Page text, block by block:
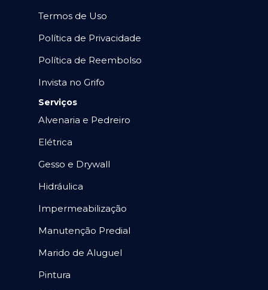
Termos de Uso
Política de Privacidade
Política de Reembolso
Invista no Grifo
Serviços
Alvenaria e Pedreiro
Elétrica
Gesso e Drywall
Hidráulica
Impermeabilização
Manutenção Predial
Marido de Aluguel
Pintura